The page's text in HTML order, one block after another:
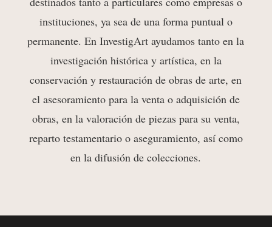
instituciones, ya sea de una forma puntual o
permanente. En InvestigArt ayudamos tanto en la
investigación histórica y artística, en la
conservación y restauración de obras de arte, en
el asesoramiento para la venta o adquisición de
obras, en la valoración de piezas para su venta,
reparto testamentario o aseguramiento, así como
en la difusión de colecciones.